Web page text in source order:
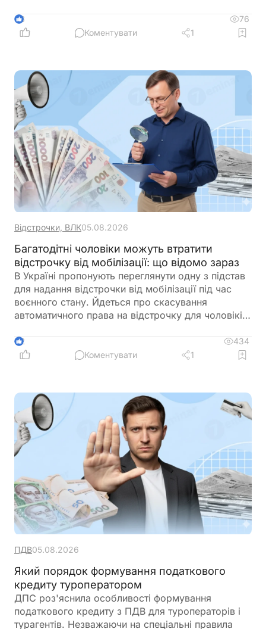
Нові правила застосовуються до заяв, які
подаються через ЦНАП для розгляду комісіями
мобілізацію, однак заявникам варто самостійно
контролювати статус розгляду, щоб не
пропустити можливу відмову
3
76
Коментувати
1
Відстрочки, ВЛК05.08.2026
Багатодітні чоловіки можуть втратити
відстрочку від мобілізації: що відомо зараз
В Україні пропонують переглянути одну з підстав
для надання відстрочки від мобілізації під час
воєнного стану. Йдеться про скасування
автоматичного права на відстрочку для чоловіків,
до 18 років. Відповідне звернення адресоване
Кабінету Міністрів із пропозицією підготувати
2
434
Коментувати
1
ПДВ05.08.2026
Який порядок формування податкового
кредиту туроператором
ДПС роз'яснила особливості формування
податкового кредиту з ПДВ для туроператорів і
турагентів. Незважаючи на спеціальні правила